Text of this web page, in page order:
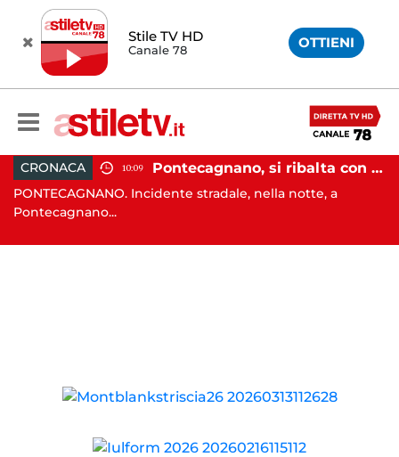
Stile TV HD
Canale 78 OTTIENI
CRONACA 10:09 Pontecagnano, si ribalta con l'auto alla rotatoria: giovane ferito
PONTECAGNANO. Incidente stradale, nella notte, a
Pontecagnano...